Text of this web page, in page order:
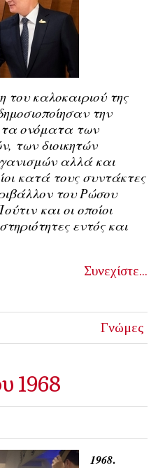
του καλοκαιριού της
την
τα ονόματα των
των διοικητών
αλλά και
κατά τους συντάκτες
του Ρώσου
και οι οποίοι
εντός και
Συνεχίστε...
Γνώμες
1968
1968.